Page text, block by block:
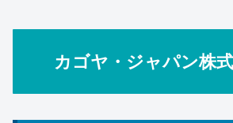
カゴヤ・ジャパン株